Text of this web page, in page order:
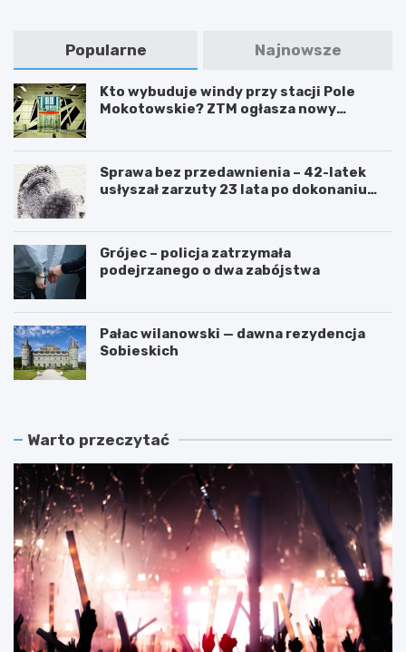
Popularne Najnowsze
Kto wybuduje windy przy stacji Pole
Mokotowskie? ZTM ogłasza nowy
Sprawa bez przedawnienia – 42-latek
usłyszał zarzuty 23 lata po dokonaniu
Grójec – policja zatrzymała
podejrzanego o dwa zabójstwa
Pałac wilanowski — dawna rezydencja
Sobieskich
Warto przeczytać